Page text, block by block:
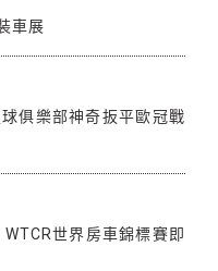
車展
俱樂部神奇扳平歐冠戰
世界房車錦標賽即